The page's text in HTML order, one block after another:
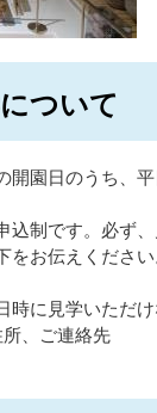
ついて
園日のうち、
込制です。必ず
をお伝えください
に見学いただ
所、ご連絡先